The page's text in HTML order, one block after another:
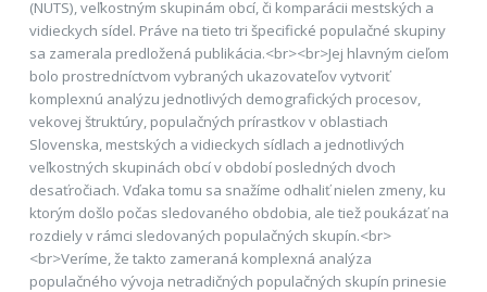
(NUTS), veľkostným skupinám obcí, či komparácii mestských a
vidieckych sídel. Práve na tieto tri špecifické populačné skupiny
sa zamerala predložená publikácia.<br><br>Jej hlavným cieľom
bolo prostredníctvom vybraných ukazovateľov vytvoriť
komplexnú analýzu jednotlivých demografických procesov,
vekovej štruktúry, populačných prírastkov v oblastiach
Slovenska, mestských a vidieckych sídlach a jednotlivých
veľkostných skupinách obcí v období posledných dvoch
desaťročiach. Vďaka tomu sa snažíme odhaliť nielen zmeny, ku
ktorým došlo počas sledovaného obdobia, ale tiež poukázať na
rozdiely v rámci sledovaných populačných skupín.<br>
<br>Veríme, že takto zameraná komplexná analýza
populačného vývoja netradičných populačných skupín prinesie